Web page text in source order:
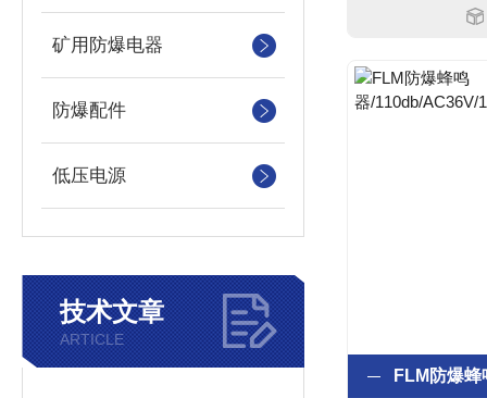
矿用防爆电器
防爆配件
低压电源
技术文章
ARTICLE